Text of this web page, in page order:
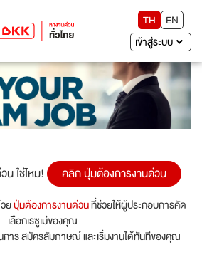
TH
EN
เข้าสู่ระบบ
ใช่ไหม! คลิก ปุ่มต้องการงานด่วน
ยปุ่มต้องการงานด่วนที่ช่วยให้ผู้ประกอบการคัด
เลือกเรซูเม่ของคุณ
การ สมัครสัมภาษณ์ และเริ่มงานได้ทันทีของคุณ